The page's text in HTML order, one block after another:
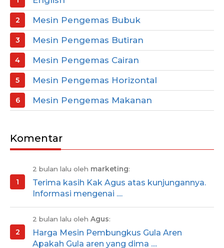
Mesin Pengemas Bubuk
Mesin Pengemas Butiran
Mesin Pengemas Cairan
Mesin Pengemas Horizontal
Mesin Pengemas Makanan
Komentar
2 bulan lalu oleh marketing:
Terima kasih Kak Agus atas kunjungannya.
Informasi mengenai ....
2 bulan lalu oleh Agus:
Harga Mesin Pembungkus Gula Aren
Apakah Gula aren yang dima ....